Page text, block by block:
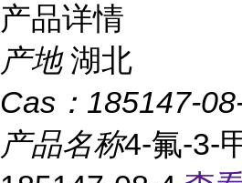
产品详情
产地 湖北
Cas： 185147-
产品名称4-氟-3-